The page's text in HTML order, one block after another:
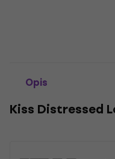
Opis
Kiss Distressed